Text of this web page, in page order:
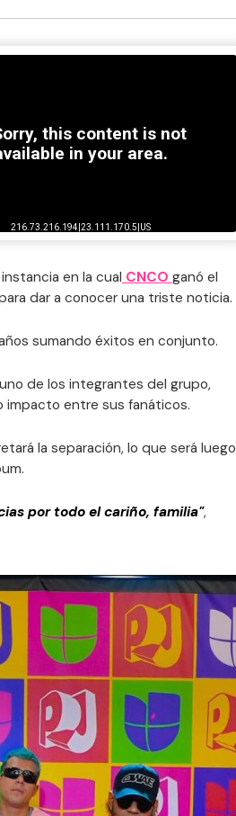
en la cual CNCO ganó el
dar a conocer una triste noticia.
sumando éxitos en conjunto.
de los integrantes del grupo,
impacto entre sus fanáticos.
la separación, lo que será luego
por todo el cariño, familia",